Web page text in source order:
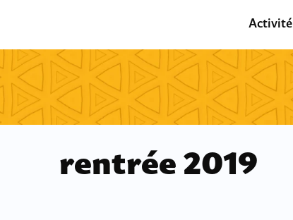
Activité
rentrée 2019